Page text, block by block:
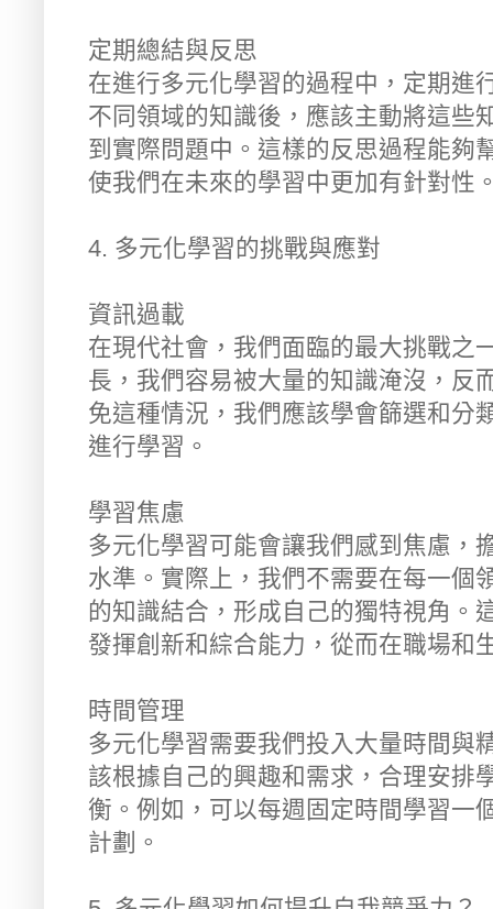
定期總結與反思
在進行多元化學習的過程中，定期進
不同領域的知識後，應該主動將這些
到實際問題中。這樣的反思過程能夠
使我們在未來的學習中更加有針對性
4. 多元化學習的挑戰與應對
資訊過載
在現代社會，我們面臨的最大挑戰之
長，我們容易被大量的知識淹沒，反
免這種情況，我們應該學會篩選和分
進行學習。
學習焦慮
多元化學習可能會讓我們感到焦慮，
水準。實際上，我們不需要在每一個
的知識結合，形成自己的獨特視角。
發揮創新和綜合能力，從而在職場和
時間管理
多元化學習需要我們投入大量時間與
該根據自己的興趣和需求，合理安排
衡。例如，可以每週固定時間學習一
計劃。